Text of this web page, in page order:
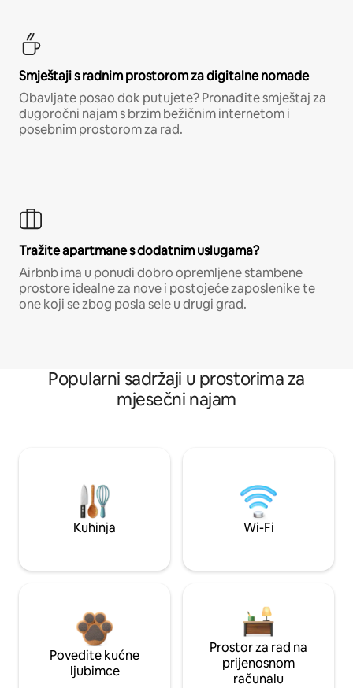
Smještaji s radnim prostorom za digitalne nomade
Obavljate posao dok putujete? Pronađite smještaj za
dugoročni najam s brzim bežičnim internetom i
posebnim prostorom za rad.
Tražite apartmane s dodatnim uslugama?
Airbnb ima u ponudi dobro opremljene stambene
prostore idealne za nove i postojeće zaposlenike te
one koji se zbog posla sele u drugi grad.
Popularni sadržaji u prostorima za
mjesečni najam
Kuhinja Wi-Fi
Povedite kućne
ljubimce
Prostor za rad na
prijenosnom
računalu